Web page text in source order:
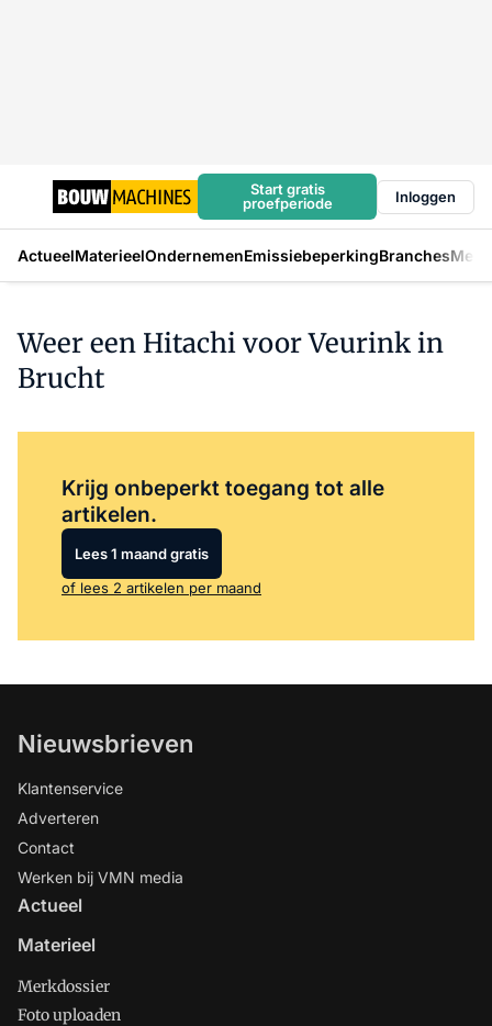
Start gratis
proefperiode
Inloggen
ActueelMaterieelOndernemenEmissiebeperkingBranches
Weer een Hitachi voor Veurink in
Brucht
Krijg onbeperkt toegang tot alle
artikelen.
Lees 1 maand gratis
of lees 2 artikelen per maand
Nieuwsbrieven
Klantenservice
Adverteren
Contact
Werken bij VMN media
Actueel
Materieel
Merkdossier
Foto uploaden